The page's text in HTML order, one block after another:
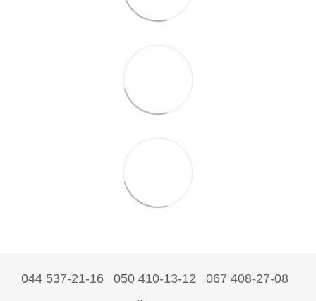
044 537-21-16 050 410-13-12 067 408-27-08